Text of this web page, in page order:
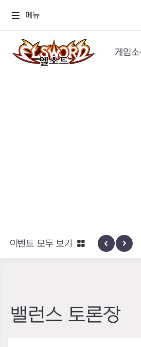
메뉴
게임
공지사
엑사스케일 증폭 회로 보급 터미널
이벤트
이벤트 모두 보기
밸런스 토론장